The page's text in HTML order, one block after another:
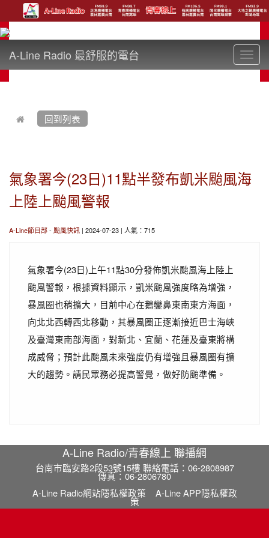
A-Line Radio 最舒服的電台
回到列表
氣象署今(23日)11點半發布凱米颱風海
上陸上颱風警報
A-Line節目部- 颱風快訊 | 2024-07-23 | 人氣：715
氣象署今(23日)上午11點30分發佈凱米颱風海上陸上
颱風警報，根據資料顯示，凱米颱風強度略為增強，
暴風圈也稍擴大，目前中心在鵝鑾鼻東南東方海面，
向北北西轉西北移動，其暴風圈正逐漸接近巴士海峽
及臺灣東南部海面，對新北、宜蘭、花蓮及臺東將構
成威脅；預計此颱風未來強度仍有增強且暴風圈有擴
大的趨勢。請民眾務必提高警覺，做好防颱準備。
A-Line Radio/青春線上 聯播網
台南市臨安路2段53號15樓 聯絡電話：06-2808987
傳真：06-2806780
A-Line Radio網站隱私權政策
A-Line APP隱私權政
策